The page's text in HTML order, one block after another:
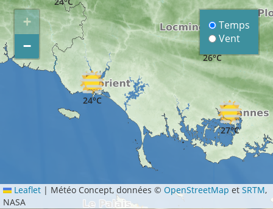
26°C
24°C
27°C
+
−
Temps
Vent
Leaflet | Météo Concept, données ©OpenStreetMap etSRTM,
NASA